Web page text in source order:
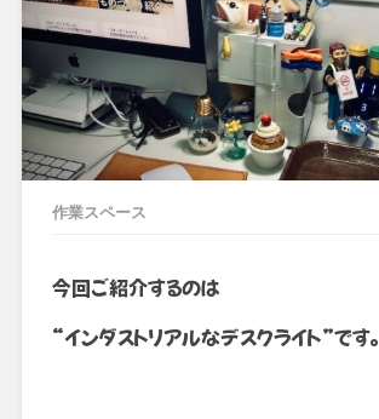
作業スペース
今回ご紹介するのは
“インダストリアルなデスクライト”です。